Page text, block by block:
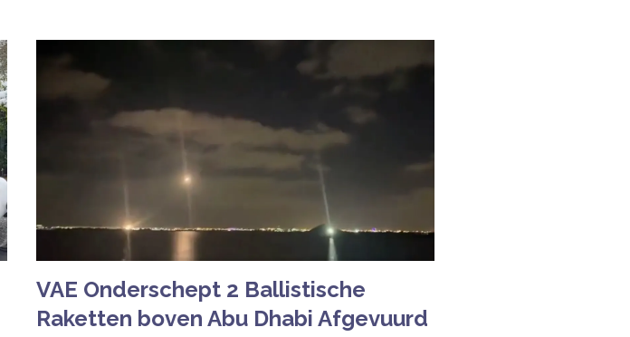
VAE Onderschept 2 Ballistische
Raketten boven Abu Dhabi Afgevuurd